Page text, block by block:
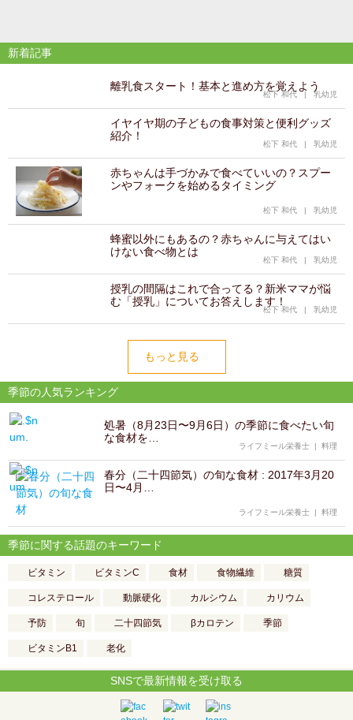
新着記事
離乳食スタート！基本と進め方を覚えよう
松下 和代 | 乳幼児
イヤイヤ期の子どもの食事対策と便利グッズ
紹介！
松下 和代 乳幼児
赤ちゃんは手づかみで食べていいの？スプー
ンやフォークを始めるタイミング
松下 和代 乳幼児
蜂蜜以外にもあるの？赤ちゃんに与えてはい
けない食べ物とは
松下 和代 乳幼児
授乳の間隔はこれで合ってる？新米ママが悩
む「授乳」についてお答えします！
松下 和代 乳幼児
もっと見る
季節の人気ランキング
処暑（8月23日〜9月6日）の季節に食べたい旬
な食材を…
ライフミール栄養士 料理
春分（二十四節気）の旬な食材 : 2017年3月20
日〜4月…
ライフミール栄養士 料理
季節に関する話題のキーワード
ビタミン ビタミンC 食材 食物繊維 糖質
コレステロール 動脈硬化 カルシウム カリウム
予防 旬 二十四節気 βカロテン 季節
ビタミンB1 老化
SNSで最新情報を受け取る